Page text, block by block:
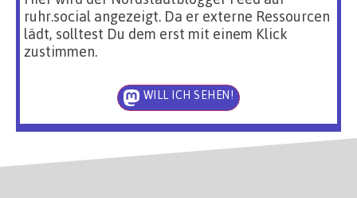
ruhr.social angezeigt. Da er externe Ressourcen
lädt, solltest Du dem erst mit einem Klick
zustimmen.
WILL ICH SEHEN!